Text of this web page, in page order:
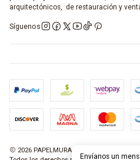
arquitectónicos, de restauración y
Síguenos
2026 PAPELMURAL.COM.
Envíanos un